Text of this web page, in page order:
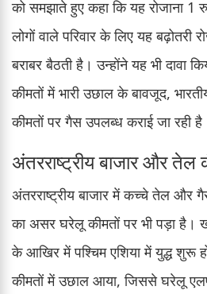
को समझाते हुए कहा कि यह रोजाना 1
लोगों वाले परिवार के लिए यह
बराबर बैठती है। उन्होंने यह भी दावा
कीमतों में भारी उछाल के बावजूद,
कीमतों पर गैस उपलब्ध कराई जा रही
अंतरराष्ट्रीय बाजार और
अंतरराष्ट्रीय बाजार में कच्चे तेल और
का असर घरेलू कीमतों पर भी पड़ा है।
के आखिर में पश्चिम एशिया में युद्ध शुरू
कीमतों में उछाल आया, जिससे घरेलू